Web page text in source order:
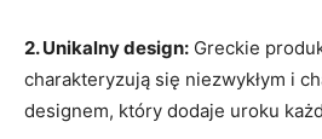
2. Unikalny design: Greckie
charakteryzują się niezwykłym i
designem, który dodaje⁤ uroku